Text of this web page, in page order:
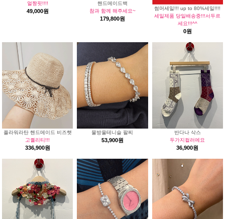
얼짱핏!!!!
49,000원
핸드메이드백
참과 함께 해주세요~
179,800원
썸머세일!!! up to 80%세일!!!!
세일제품 당일배송중!!!서두르
세요!!!^^
0원
플라워라탄 핸드메이드 비즈햇
고퀄리티!!!
336,900원
물방울테니슬 팔찌
53,900원
반다나 삭스
두가지컬러에요
36,900원